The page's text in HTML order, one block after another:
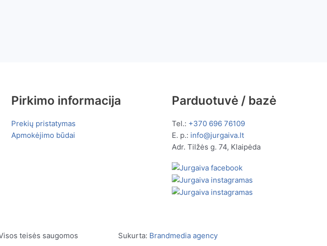
Pirkimo informacija
Prekių pristatymas
Apmokėjimo būdai
Parduotuvė / bazė
Tel.: +370 696 76109
E. p.: info@jurgaiva.lt
Adr. Tilžės g. 74, Klaipėda
teisės saugomos Sukurta: Brandmedia agency